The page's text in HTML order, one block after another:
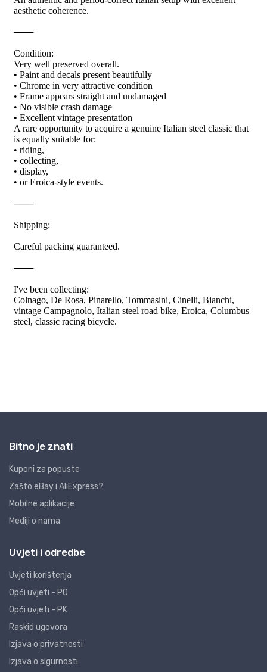
Bitno je znati
Kuponi za popuste
Zašto eBay i AliExpress?
Mobilne aplikacije
Mediji o nama
Uvjeti i odredbe
Uvjeti korištenja
Opći uvjeti - PO
Opći uvjeti - PK
Raskid ugovora
Izjava o privatnosti
Izjava o sigurnosti